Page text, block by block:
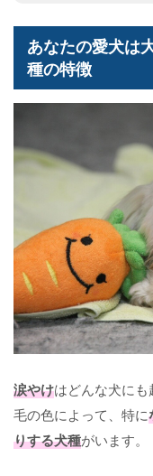
あなたの愛犬は
種の特徴
涙やけはどんな犬に
毛の色によって、特に
りする犬種がいます。